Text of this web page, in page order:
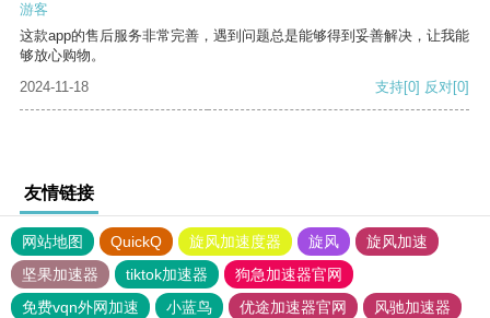
游客
这款app的售后服务非常完善，遇到问题总是能够得到妥善解决，让我能
够放心购物。
2024-11-18
支持[0] 反对[0]
友情链接
网站地图 QuickQ 旋风加速度器 旋风
旋风加速
坚果加速器
tiktok加速器
狗急加速器官网
免费vqn外网加速
小蓝鸟 优途加速器官网
风驰加速器